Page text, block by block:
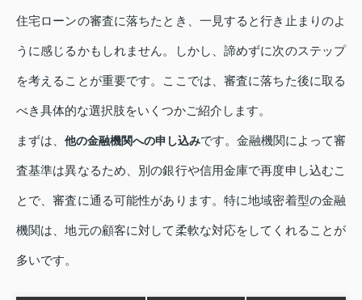
住宅ローンの審査に落ちたとき、一見すると行き止まりのよ
うに感じるかもしれません。しかし、諦めずに次のステップ
を考えることが重要です。ここでは、審査に落ちた後に取る
べき具体的な選択肢をいくつかご紹介します。
まずは、 他の金融機関への申し込みです。金融機関によって審
査基準は異なるため、別の銀行や信用金庫で再度申し込むこ
とで、審査に通る可能性があります。特に地域密着型の金融
機関は、地元の顧客に対して柔軟な対応をしてくれることが
多いです。